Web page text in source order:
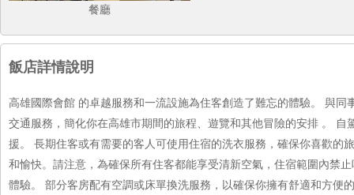
餐廳
飯店詳情說明
高雄國際會館 的卓越服務和一流設施為住客創造了難忘的體驗。 與
交通服務，簡化你在高雄市期間的旅程、遊覽和其他冒險的安排 。
援。 長期住客或有需要的客人可使用住宿的洗衣服務，確保你喜歡
和愉快。請注意，為確保所有住客都能享受清新空氣，住宿範圍內禁
體驗。 部分客房配有空調或床單換洗服務，以確保你擁有舒適和方